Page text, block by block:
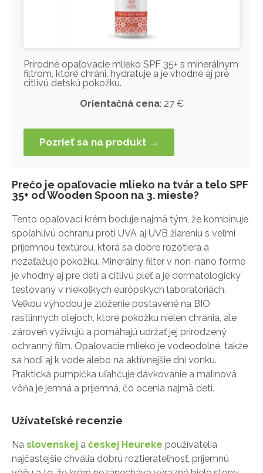
Prírodné opaľovacie mlieko SPF 35+ s minerálnym
filtrom, ktoré chráni, hydratuje a je vhodné aj pre
citlivú detskú pokožku.
Orientačná cena: 27 €
Pozrieť sa na produkt →
Prečo je opaľovacie mlieko na tvár a telo SPF
35+ od Wooden Spoon na 3. mieste?
Tento opaľovací krém boduje najmä tým, že kombinuje
spoľahlivú ochranu proti UVA aj UVB žiareniu s veľmi
príjemnou textúrou, ktorá sa dobre rozotiera a
nezaťažuje pokožku. Minerálny filter v non-nano forme
je vhodný aj pre deti a citlivú pleť a je dermatologicky
testovaný v niekoľkých európskych laboratóriách.
Veľkou výhodou je zloženie postavené na BIO
rastlinných olejoch, ktoré pokožku nielen chránia, ale
zároveň vyživujú a pomáhajú udržať jej prirodzený
ochranný film. Opaľovacie mlieko je vodeodolné, takže
sa hodí aj k vode alebo na aktívnejšie dni vonku.
Praktická pumpička uľahčuje dávkovanie a malinová
vôňa je jemná a príjemná, čo ocenia najmä deti.
Užívateľské recenzie
Na slovenskej a českej Heureke používatelia
najčastejšie chvália dobrú roztierateľnosť, príjemnú